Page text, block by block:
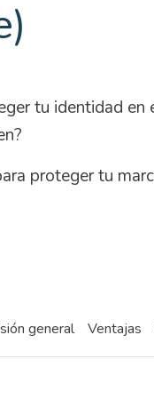
tu identidad en
proteger tu
general Ventajas